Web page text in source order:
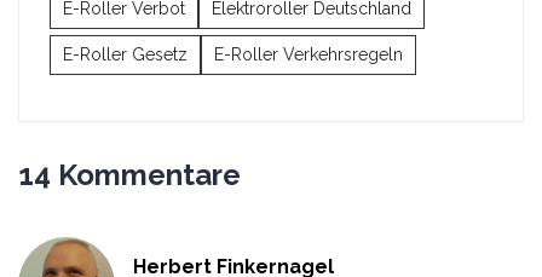
E-Roller Verbot Elektroroller Deutschland
E-Roller Gesetz E-Roller Verkehrsregeln
14 Kommentare
Herbert Finkernagel